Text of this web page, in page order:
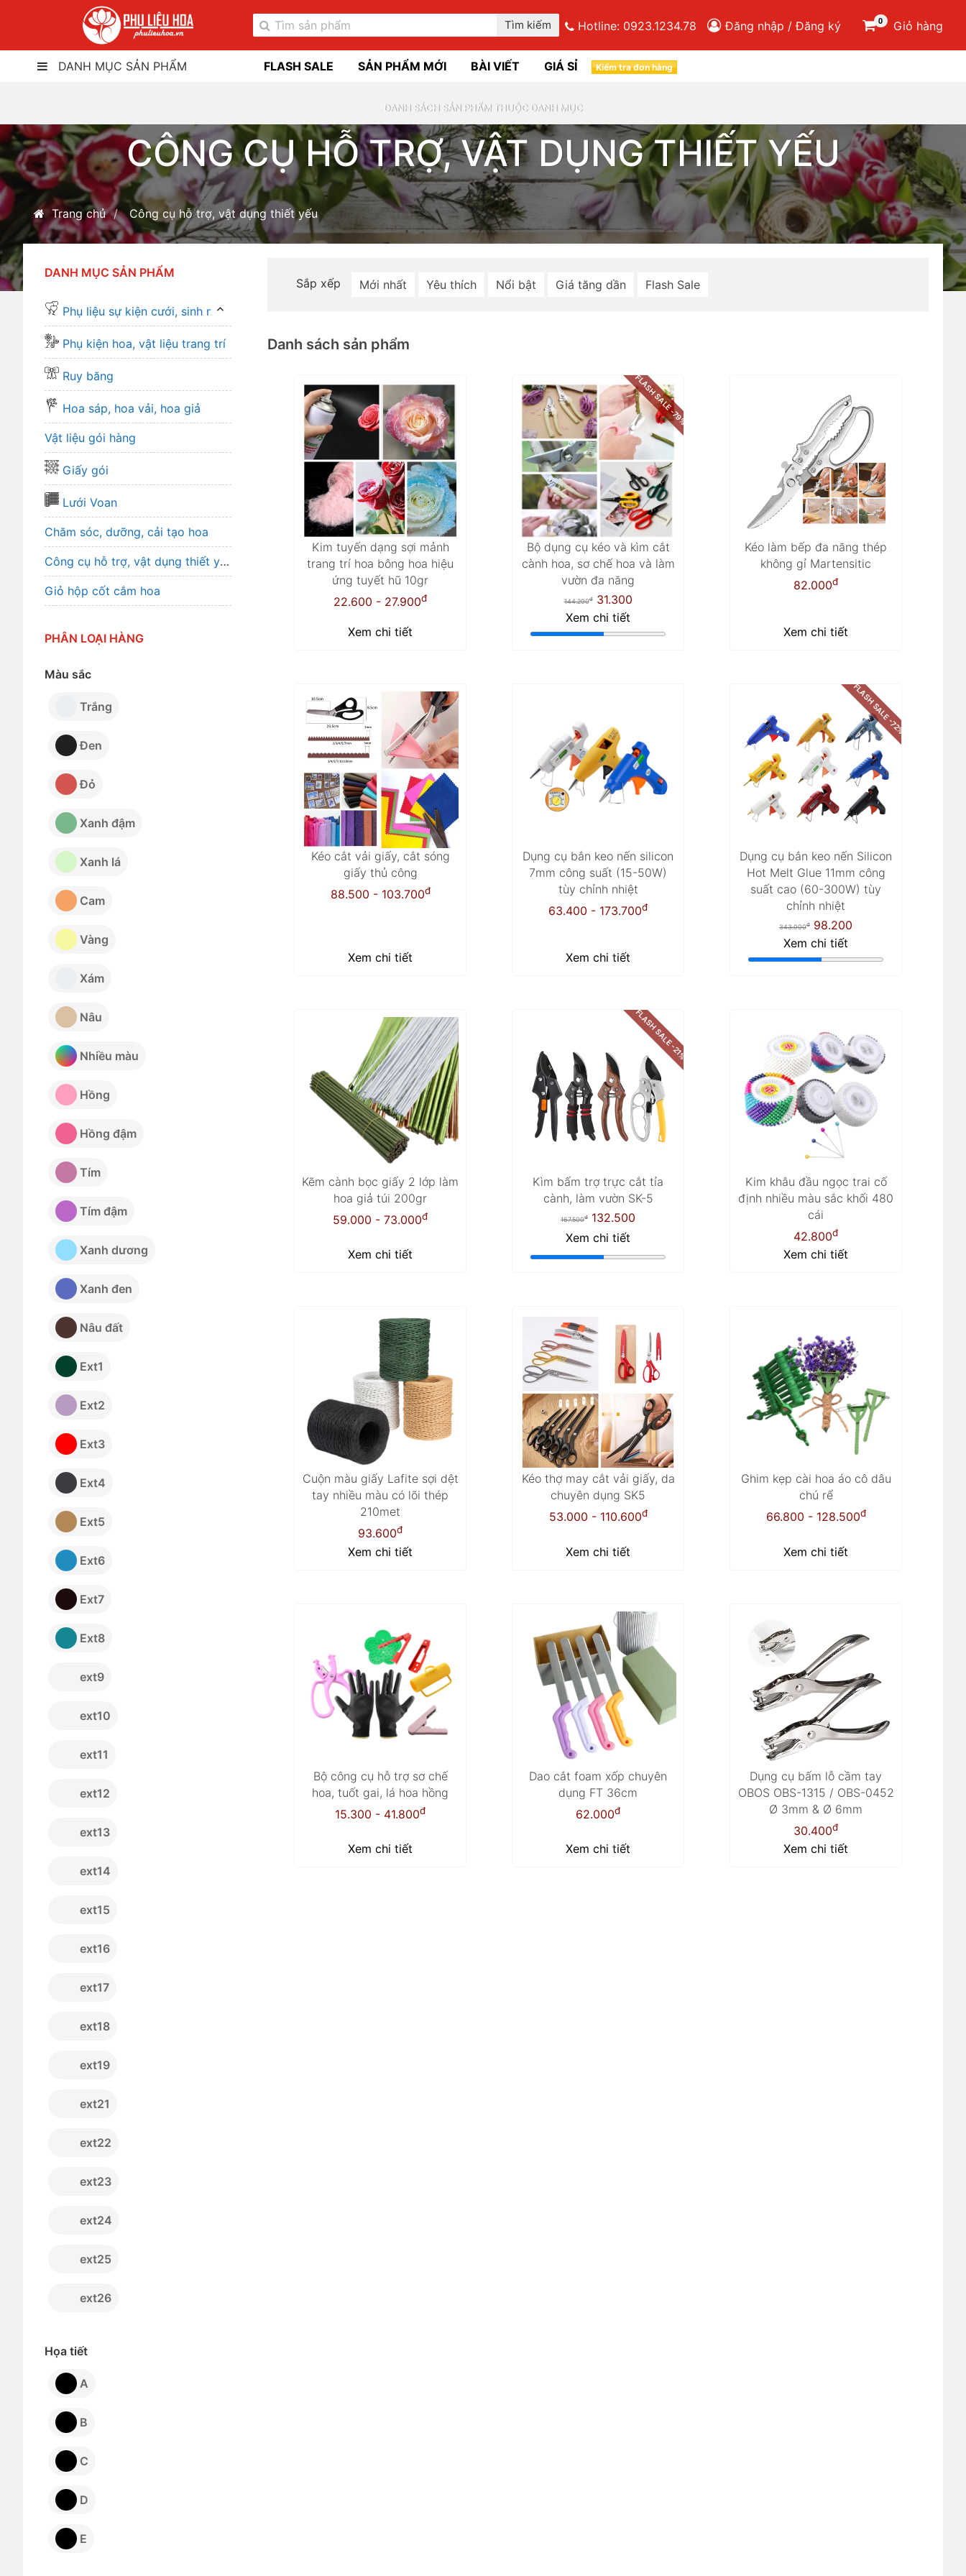
Tìm kiếm Hotline: 0923.1234.78 Đăng nhập / Đăng ký 0 Giỏ hàng
DANH MỤC SẢN PHẨM FLASH SALE SẢN PHẨM MỚI BÀI VIẾT GIÁ SỈ Kiểm tra đơn hàng
DANH SÁCH SẢN PHẨM THUỘC DANH MỤC
CÔNG CỤ HỖ TRỢ, VẬT DỤNG THIẾT YẾU
Trang chủ Công cụ hỗ trợ, vật dụng thiết yếu
DANH MỤC SẢN PHẨM
Phụ liệu sự kiện cưới, sinh nhật...
Phụ kiện hoa, vật liệu trang trí
Ruy băng
Hoa sáp, hoa vải, hoa giả
Vật liệu gói hàng
Giấy gói
Lưới Voan
Chăm sóc, dưỡng, cải tạo hoa
Công cụ hỗ trợ, vật dụng thiết yếu
Giỏ hộp cốt cắm hoa
PHÂN LOẠI HÀNG
Màu sắc
Trắng
Đen
Đỏ
Xanh đậm
Xanh lá
Cam
Vàng
Xám
Nâu
Nhiều màu
Hồng
Hồng đậm
Tím
Tím đậm
Xanh dương
Xanh đen
Nâu đất
Ext1
Ext2
Ext3
Ext4
Ext5
Ext6
Ext7
Ext8
ext9
ext10
ext11
ext12
ext13
ext14
ext15
ext16
ext17
ext18
ext19
ext21
ext22
ext23
ext24
ext25
ext26
Họa tiết
A
B
C
D
E
Sắp xếp Mới nhất Yêu thích Nổi bật Giá tăng dần Flash Sale
Danh sách sản phẩm
Kim tuyến dạng sợi mảnh
trang trí hoa bông hoa hiệu
ứng tuyết hũ 10gr
22.600 - 27.900đ
Xem chi tiết
Bộ dụng cụ kéo và kìm cắt
cành hoa, sơ chế hoa và làm
vườn đa năng
144.200đ31.300
Xem chi tiết
FLASH SALE -79%
Kéo làm bếp đa năng thép
không gỉ Martensitic
82.000đ
Xem chi tiết
Kéo cắt vải giấy, cắt sóng
giấy thủ công
88.500 - 103.700đ
Xem chi tiết
Dụng cụ bắn keo nến silicon
7mm công suất (15-50W)
tùy chỉnh nhiệt
63.400 - 173.700đ
Xem chi tiết
Dụng cụ bắn keo nến Silicon
Hot Melt Glue 11mm công
suất cao (60-300W) tùy
chỉnh nhiệt
343.000đ
98.200
Xem chi tiết
FLASH SALE -72%
Kẽm cành bọc giấy 2 lớp làm
hoa giả túi 200gr
59.000 - 73.000đ
Xem chi tiết
Kìm bấm trợ trực cắt tỉa
cành, làm vườn SK-5
167.500đ
132.500
Xem chi tiết
FLASH SALE -21%
Kim khâu đầu ngọc trai cố
định nhiều màu sắc khối 480
cái
42.800đ
Xem chi tiết
Cuộn màu giấy Lafite sợi dệt
tay nhiều màu có lõi thép
210met
93.600đ
Xem chi tiết
Kéo thợ may cắt vải giấy, da
chuyên dụng SK5
53.000 - 110.600đ
Xem chi tiết
Ghim kẹp cài hoa áo cô dâu
chú rể
66.800 - 128.500đ
Xem chi tiết
Bộ công cụ hỗ trợ sơ chế
hoa, tuốt gai, lá hoa hồng
15.300 - 41.800đ
Xem chi tiết
Dao cắt foam xốp chuyên
dụng FT 36cm
62.000đ
Xem chi tiết
Dụng cụ bấm lỗ cầm tay
OBOS OBS-1315 / OBS-0452
Ø 3mm & Ø 6mm
30.400đ
Xem chi tiết